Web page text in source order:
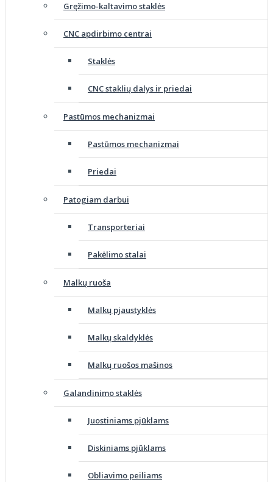
Gręžimo-kaltavimo staklės
CNC apdirbimo centrai
Staklės
CNC staklių dalys ir priedai
Pastūmos mechanizmai
Pastūmos mechanizmai
Priedai
Patogiam darbui
Transporteriai
Pakėlimo stalai
Malkų ruoša
Malkų pjaustyklės
Malkų skaldyklės
Malkų ruošos mašinos
Galandinimo staklės
Juostiniams pjūklams
Diskiniams pjūklams
Obliavimo peiliams